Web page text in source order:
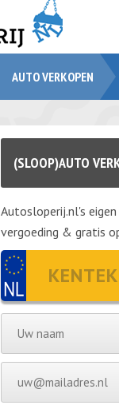
AUTO VERKOPEN
(SLOOP)AUTO
Autosloperij.nl's
vergoeding & gratis